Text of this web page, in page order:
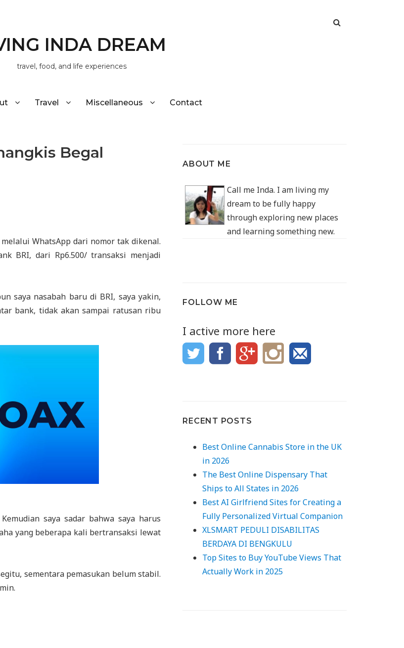
INDA DREAM
travel, food, and life experiences
Travel Miscellaneous Contact
Begal
WhatsApp dari nomor tak dikenal.
BRI, dari Rp6.500/ transaksi menjadi
saya nasabah baru di BRI, saya yakin,
bank, tidak akan sampai ratusan ribu
saya sadar bahwa saya harus
yang beberapa kali bertransaksi lewat
sementara pemasukan belum stabil.
ABOUT ME
Call me Inda. I am living my
dream to be fully happy
through exploring new places
and learning something new.
FOLLOW ME
I active more here
RECENT POSTS
Best Online Cannabis Store in the UK
in 2026
The Best Online Dispensary That
Ships to All States in 2026
Best AI Girlfriend Sites for Creating a
Fully Personalized Virtual Companion
XLSMART PEDULI DISABILITAS
BERDAYA DI BENGKULU
Top Sites to Buy YouTube Views That
Actually Work in 2025